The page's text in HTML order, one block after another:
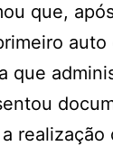
que,
auto
que
realização